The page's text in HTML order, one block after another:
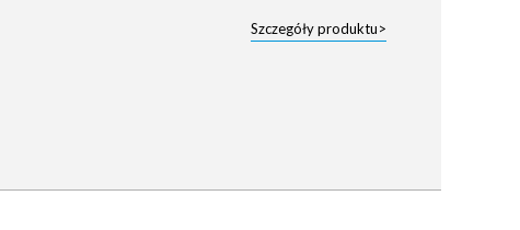
Szczegóły produktu>